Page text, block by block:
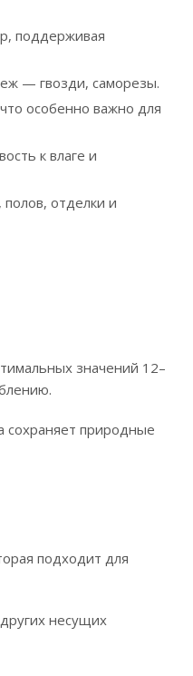
поддерживая
— гвозди, саморезы.
особенно важно для
к влаге и
отделки и
значений 12–
сохраняет природные
подходит для
несущих